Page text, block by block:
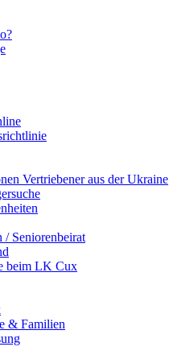
Vertriebener aus der Ukraine
Seniorenbeirat
beim LK Cux
& Familien